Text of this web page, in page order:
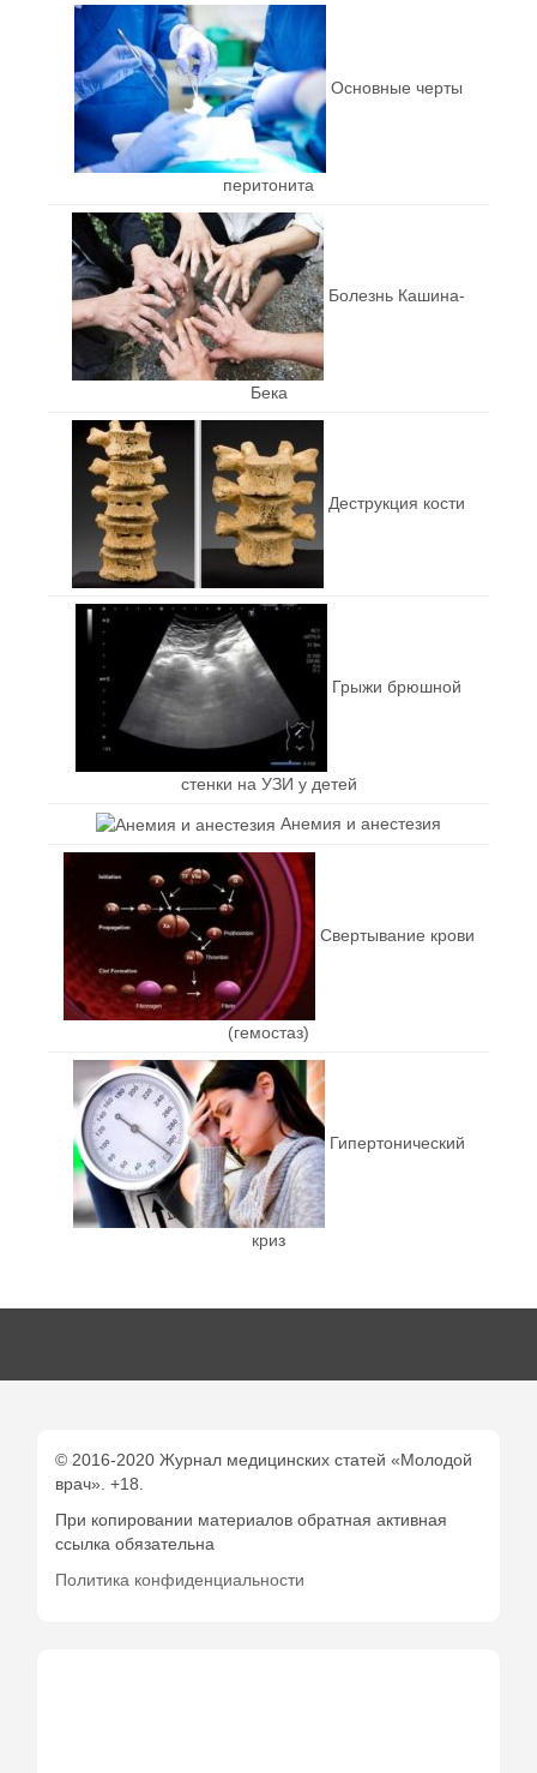
Основные черты
перитонита
Болезнь Кашина-
Бека
Деструкция кости
Грыжи брюшной
стенки на УЗИ у детей
Анемия и анестезия
Свертывание крови
(гемостаз)
Гипертонический
криз
© 2016-2020 Журнал медицинских статей «Молодой
врач». +18.
При копировании материалов обратная активная
ссылка обязательна
Политика конфиденциальности